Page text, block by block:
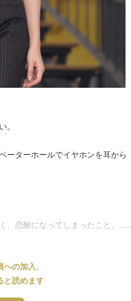
ーターホールでイヤホンを耳から
、恋敵になってしまったこと。......
の加入、
と読めます